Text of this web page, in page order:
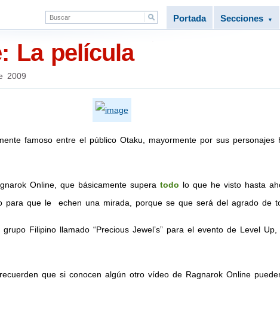
Portada Secciones ▼
La película
2009
famoso entre el público Otaku, mayormente por sus
Online, que básicamente supera todo lo que he visto hasta
que le echen una mirada, porque se que será del agrado de
Filipino llamado “Precious Jewel’s” para el evento de Level
que si conocen algún otro vídeo de Ragnarok Online